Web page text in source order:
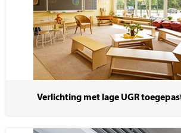
Verlichting met lage UGR